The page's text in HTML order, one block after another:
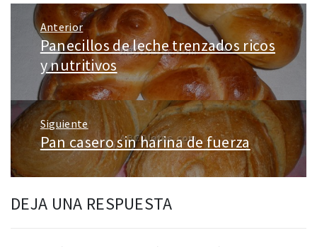
Navegación
entradas
Anterior
Entrada
anterior:
Panecillos de leche trenzados ricos
y nutritivos
Siguiente
Entrada
siguiente:
Pan casero sin harina de fuerza
DEJA UNA RESPUESTA